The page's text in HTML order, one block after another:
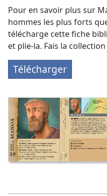
Pour en savoir plus sur
hommes les plus forts
télécharge cette fiche
et plie-la. Fais la collection
Télécharger